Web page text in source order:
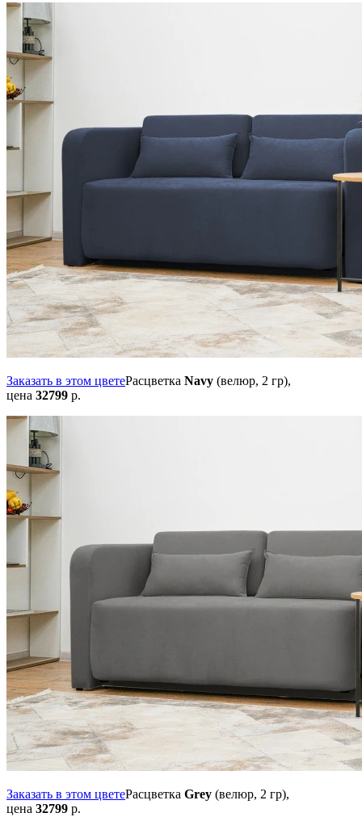
Заказать в этом цветеРасцветка Navy (велюр, 2 гр),
цена 32799 р.
Заказать в этом цветеРасцветка Grey (велюр, 2 гр),
цена 32799 р.